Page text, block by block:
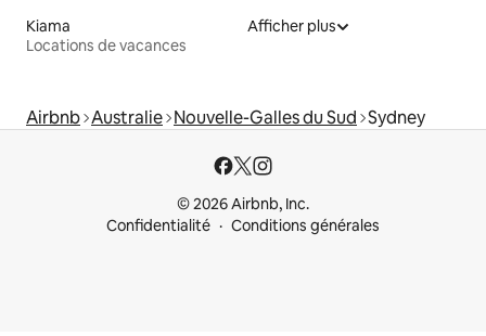
Kiama
Locations de vacances
Afficher plus
Airbnb Australie Nouvelle-Galles du Sud Sydney
© 2026 Airbnb, Inc.
Confidentialité
Conditions générales